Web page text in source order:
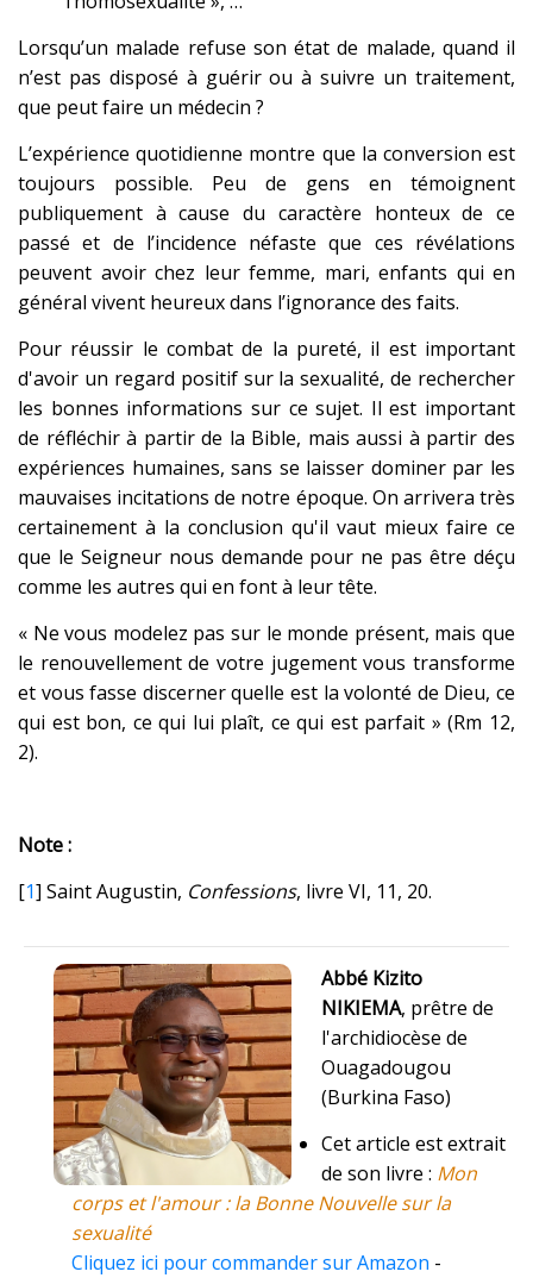
Lorsqu’un malade refuse son état de malade, quand il
n’est pas disposé à guérir ou à suivre un traitement,
que peut faire un médecin ?
L’expérience quotidienne montre que la conversion est
toujours possible. Peu de gens en témoignent
publiquement à cause du caractère honteux de ce
passé et de l’incidence néfaste que ces révélations
peuvent avoir chez leur femme, mari, enfants qui en
général vivent heureux dans l’ignorance des faits.
Pour réussir le combat de la pureté, il est important
d'avoir un regard positif sur la sexualité, de rechercher
les bonnes informations sur ce sujet. Il est important
de réfléchir à partir de la Bible, mais aussi à partir des
expériences humaines, sans se laisser dominer par les
mauvaises incitations de notre époque. On arrivera très
certainement à la conclusion qu'il vaut mieux faire ce
que le Seigneur nous demande pour ne pas être déçu
comme les autres qui en font à leur tête.
« Ne vous modelez pas sur le monde présent, mais que
le renouvellement de votre jugement vous transforme
et vous fasse discerner quelle est la volonté de Dieu, ce
qui est bon, ce qui lui plaît, ce qui est parfait » (Rm 12,
2).
Note :
[1] Saint Augustin, Confessions, livre VI, 11, 20.
Abbé Kizito
NIKIEMA, prêtre de
l'archidiocèse de
Ouagadougou
(Burkina Faso)
Cet article est extrait
de son livre : Mon
corps et l'amour : la Bonne Nouvelle sur la
sexualité
Cliquez ici pour commander sur Amazon -